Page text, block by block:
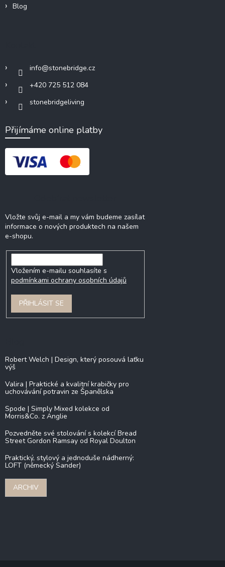
Blog
info@stonebridge.cz
+420 725 512 084
stonebridgeliving
Přijímáme online platby
Vložte svůj e-mail a my vám budeme zasílat
informace o nových produktech na našem
e-shopu.
Vložením e-mailu souhlasíte s
podmínkami ochrany osobních údajů
PŘIHLÁSIT SE
Robert Welch | Design, který posouvá laťku
výš
Valira | Praktické a kvalitní krabičky pro
uchovávání potravin ze Španělska
Spode | Simply Mixed kolekce od
Morris&Co. z Anglie
Pozvedněte své stolování s kolekcí Bread
Street Gordon Ramsay od Royal Doulton
Praktický, stylový a jednoduše nádherný:
LOFT (německý Sander)
ARCHIV